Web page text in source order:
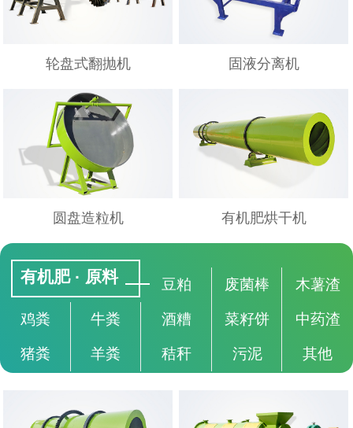
轮盘式翻抛机 固液分离机
圆盘造粒机 有机肥烘干机
豆粕 废菌棒 木薯渣
鸡粪 牛粪 酒糟 菜籽饼 中药渣
猪粪 羊粪 秸秆 污泥 其他
有机肥 · 原料